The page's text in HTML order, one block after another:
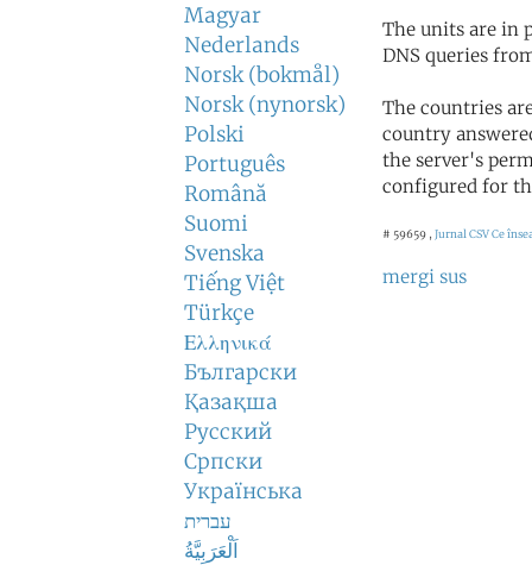
Magyar
Nederlands
Norsk (bokmål)
Norsk (nynorsk)
Polski
Português
Română
Suomi
Svenska
Tiếng Việt
Türkçe
Ελληνικά
Български
Қазақша
Русский
Српски
Українська
עברית
اَلْعَرَبِيَّةُ
The units are in
DNS queries
The countries
country
the server's
configured for
# 59659 , Jurnal CSVCe
mergi sus